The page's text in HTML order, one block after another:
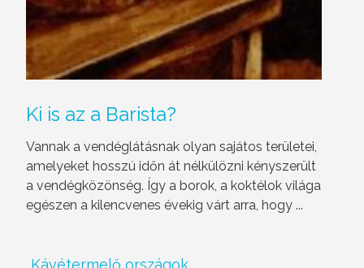
Ki is az a Barista?
Vannak a vendéglátásnak olyan sajátos területei,
amelyeket hosszú időn át nélkülözni kényszerült
a vendégközönség. Így a borok, a koktélok világa
egészen a kilencvenes évekig várt arra, hogy ...
Kávétermelő országok